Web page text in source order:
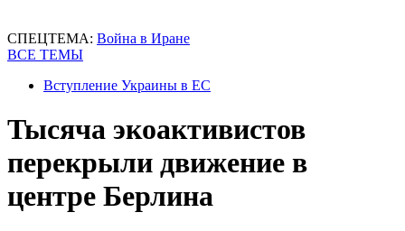
СПЕЦТЕМА: Война в Иране
ВСЕ ТЕМЫ
Вступление Украины в ЕС
Тысяча экоактивистов
перекрыли движение в
центре Берлина